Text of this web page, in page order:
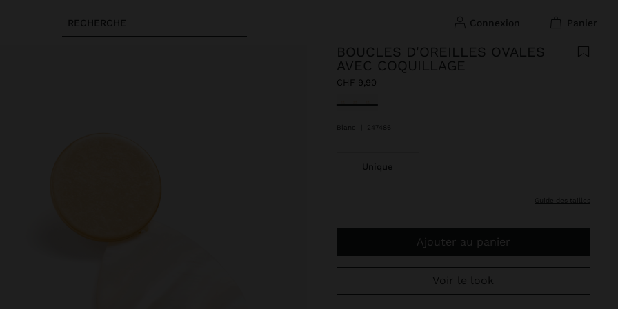
RECHERCHE connexion panier
BOUCLES D'OREILLES OVALES
AVEC COQUILLAGE
CHF 9,90
sélectionné(s)
Blanc 247486
Unique
guide des tailles
Ajouter au panier
Voir le look